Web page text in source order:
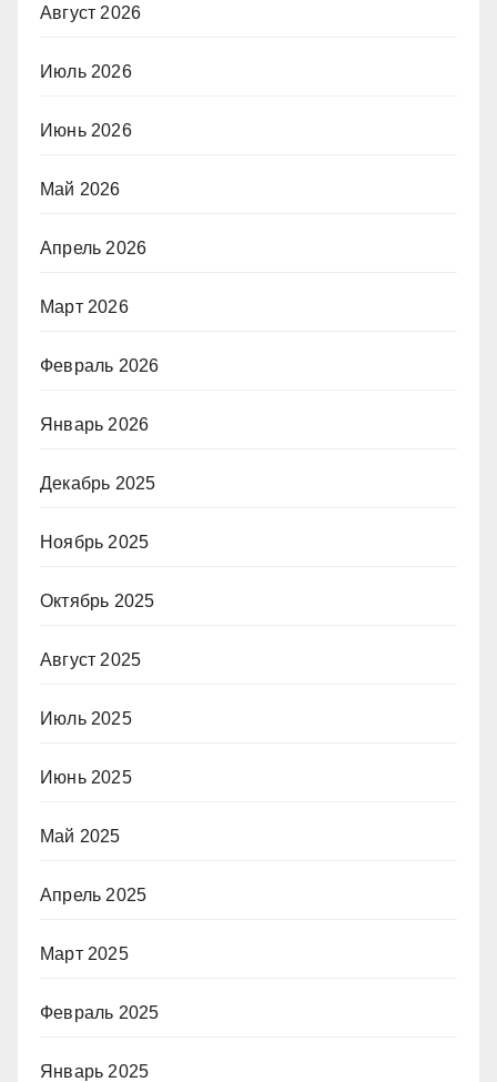
Август 2026
Июль 2026
Июнь 2026
Май 2026
Апрель 2026
Март 2026
Февраль 2026
Январь 2026
Декабрь 2025
Ноябрь 2025
Октябрь 2025
Август 2025
Июль 2025
Июнь 2025
Май 2025
Апрель 2025
Март 2025
Февраль 2025
Январь 2025